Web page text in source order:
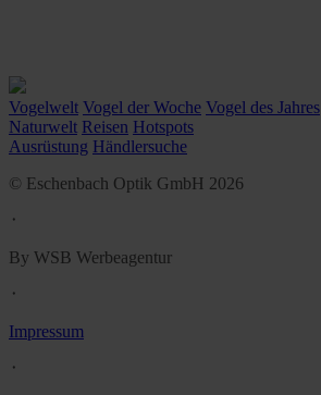
Vogelwelt Vogel der Woche Vogel des Jahres
Naturwelt Reisen Hotspots
Ausrüstung Händlersuche
© Eschenbach Optik GmbH 2026
᛫
By WSB Werbeagentur
᛫
Impressum
᛫